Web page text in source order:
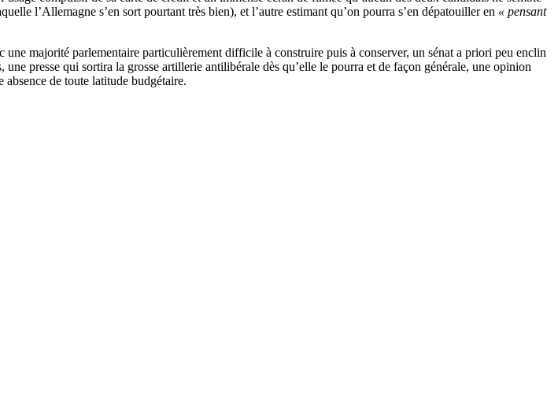
l’Allemagne s’en sort pourtant très bien), et l’autre estimant qu’on pourra s’en dépatouiller en « pensant
une majorité parlementaire particulièrement difficile à construire puis à conserver, un sénat a priori peu enclin
presse qui sortira la grosse artillerie antilibérale dès qu’elle le pourra et de façon générale, une opinion
de toute latitude budgétaire.